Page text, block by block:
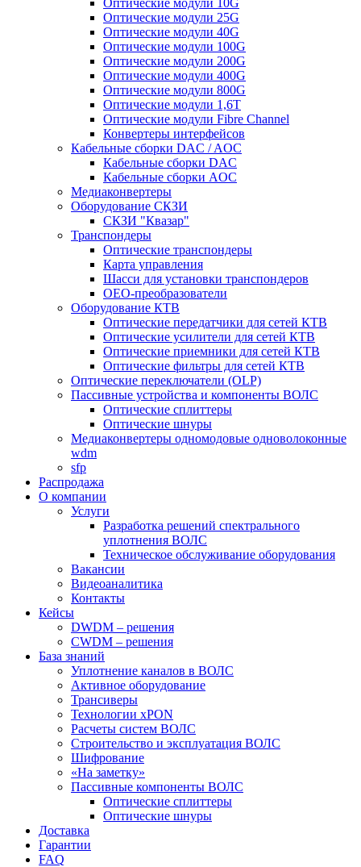
Оптические модули 10G
Оптические модули 25G
Оптические модули 40G
Оптические модули 100G
Оптические модули 200G
Оптические модули 400G
Оптические модули 800G
Оптические модули 1,6T
Оптические модули Fibre Channel
Конвертеры интерфейсов
Кабельные сборки DAC / AOC
Кабельные сборки DAC
Кабельные сборки AOC
Медиаконвертеры
Оборудование СКЗИ
СКЗИ "Квазар"
Транспондеры
Оптические транспондеры
Карта управления
Шасси для установки транспондеров
OEO-преобразователи
Оборудование КТВ
Оптические передатчики для сетей КТВ
Оптические усилители для сетей КТВ
Оптические приемники для сетей КТВ
Оптические фильтры для сетей КТВ
Оптические переключатели (OLP)
Пассивные устройства и компоненты ВОЛС
Оптические сплиттеры
Оптические шнуры
Медиаконвертеры одномодовые одноволоконные
wdm
sfp
Распродажа
О компании
Услуги
Разработка решений спектрального
уплотнения ВОЛС
Техническое обслуживание оборудования
Вакансии
Видеоаналитика
Контакты
Кейсы
DWDM – решения
CWDM – решения
База знаний
Уплотнение каналов в ВОЛС
Активное оборудование
Трансиверы
Технологии xPON
Расчеты систем ВОЛС
Строительство и эксплуатация ВОЛС
Шифрование
«На заметку»
Пассивные компоненты ВОЛС
Оптические сплиттеры
Оптические шнуры
Доставка
Гарантии
FAQ